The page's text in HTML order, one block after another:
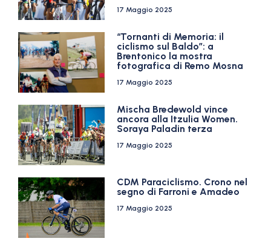
17 Maggio 2025
“Tornanti di Memoria: il
ciclismo sul Baldo”: a
Brentonico la mostra
fotografica di Remo Mosna
17 Maggio 2025
Mischa Bredewold vince
ancora alla Itzulia Women.
Soraya Paladin terza
17 Maggio 2025
CDM Paraciclismo. Crono nel
segno di Farroni e Amadeo
17 Maggio 2025